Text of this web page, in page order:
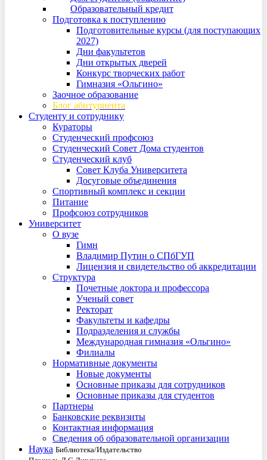
Образовательный кредит
Подготовка к поступлению
Подготовительные курсы (для поступающих
2027)
Дни факультетов
Дни открытых дверей
Конкурс творческих работ
Гимназия «Ольгино»
Заочное образование
Блог абитуриента
Студенту и сотруднику
Кураторы
Студенческий профсоюз
Студенческий Совет Дома студентов
Студенческий клуб
Совет Клуба Университета
Досуговые объединения
Спортивный комплекс и секции
Питание
Профсоюз сотрудников
Университет
О вузе
Гимн
Владимир Путин о СПбГУП
Лицензия и свидетельство об аккредитации
Структура
Почетные доктора и профессора
Ученый совет
Ректорат
Факультеты и кафедры
Подразделения и службы
Международная гимназия «Ольгино»
Филиалы
Нормативные документы
Новые документы
Основные приказы для сотрудников
Основные приказы для студентов
Партнеры
Банковские реквизиты
Контактная информация
Сведения об образовательной организации
Наука Библиотека/Издательство